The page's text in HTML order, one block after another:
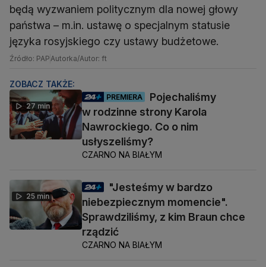
będą wyzwaniem politycznym dla nowej głowy
państwa – m.in. ustawę o specjalnym statusie
języka rosyjskiego czy ustawy budżetowe.
Źródło: PAPAutorka/Autor: ft
ZOBACZ TAKŻE:
27 min
PREMIERA
Pojechaliśmy
w rodzinne strony Karola
Nawrockiego. Co o nim
usłyszeliśmy?
CZARNO NA BIAŁYM
25 min
"Jesteśmy w bardzo
niebezpiecznym momencie".
Sprawdziliśmy, z kim Braun chce
rządzić
CZARNO NA BIAŁYM